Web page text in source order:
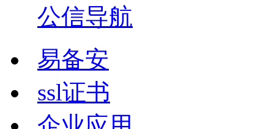
公信导航
易备安
ssl证书